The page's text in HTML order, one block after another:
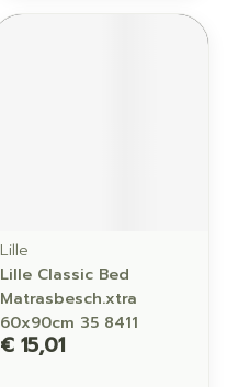
Lille
Lille Classic Bed
Matrasbesch.xtra
60x90cm 35 8411
€ 15,01